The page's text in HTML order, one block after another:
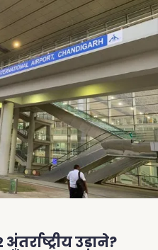
उड़ाने?